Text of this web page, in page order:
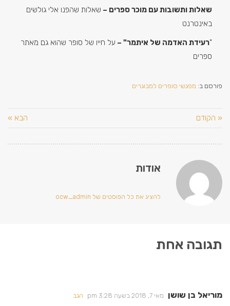
שאלות ותשובות עם מוכר ספרים – שאלות שהפנו אלי גולשים
באינטרנט
"רעידת האדמה של איתמר" – על חייו של סופר שהוא גם מאתר
ספרים
פורסם ב: מפגשי סופרים למבוגרים
« הקודם הבא »
אודות
להציג את כל הפוסטים של ocw_admin
תגובה אחת
מוריאל בן שושן מאי 7, 2018 בשעה 3:28 pm
הגב